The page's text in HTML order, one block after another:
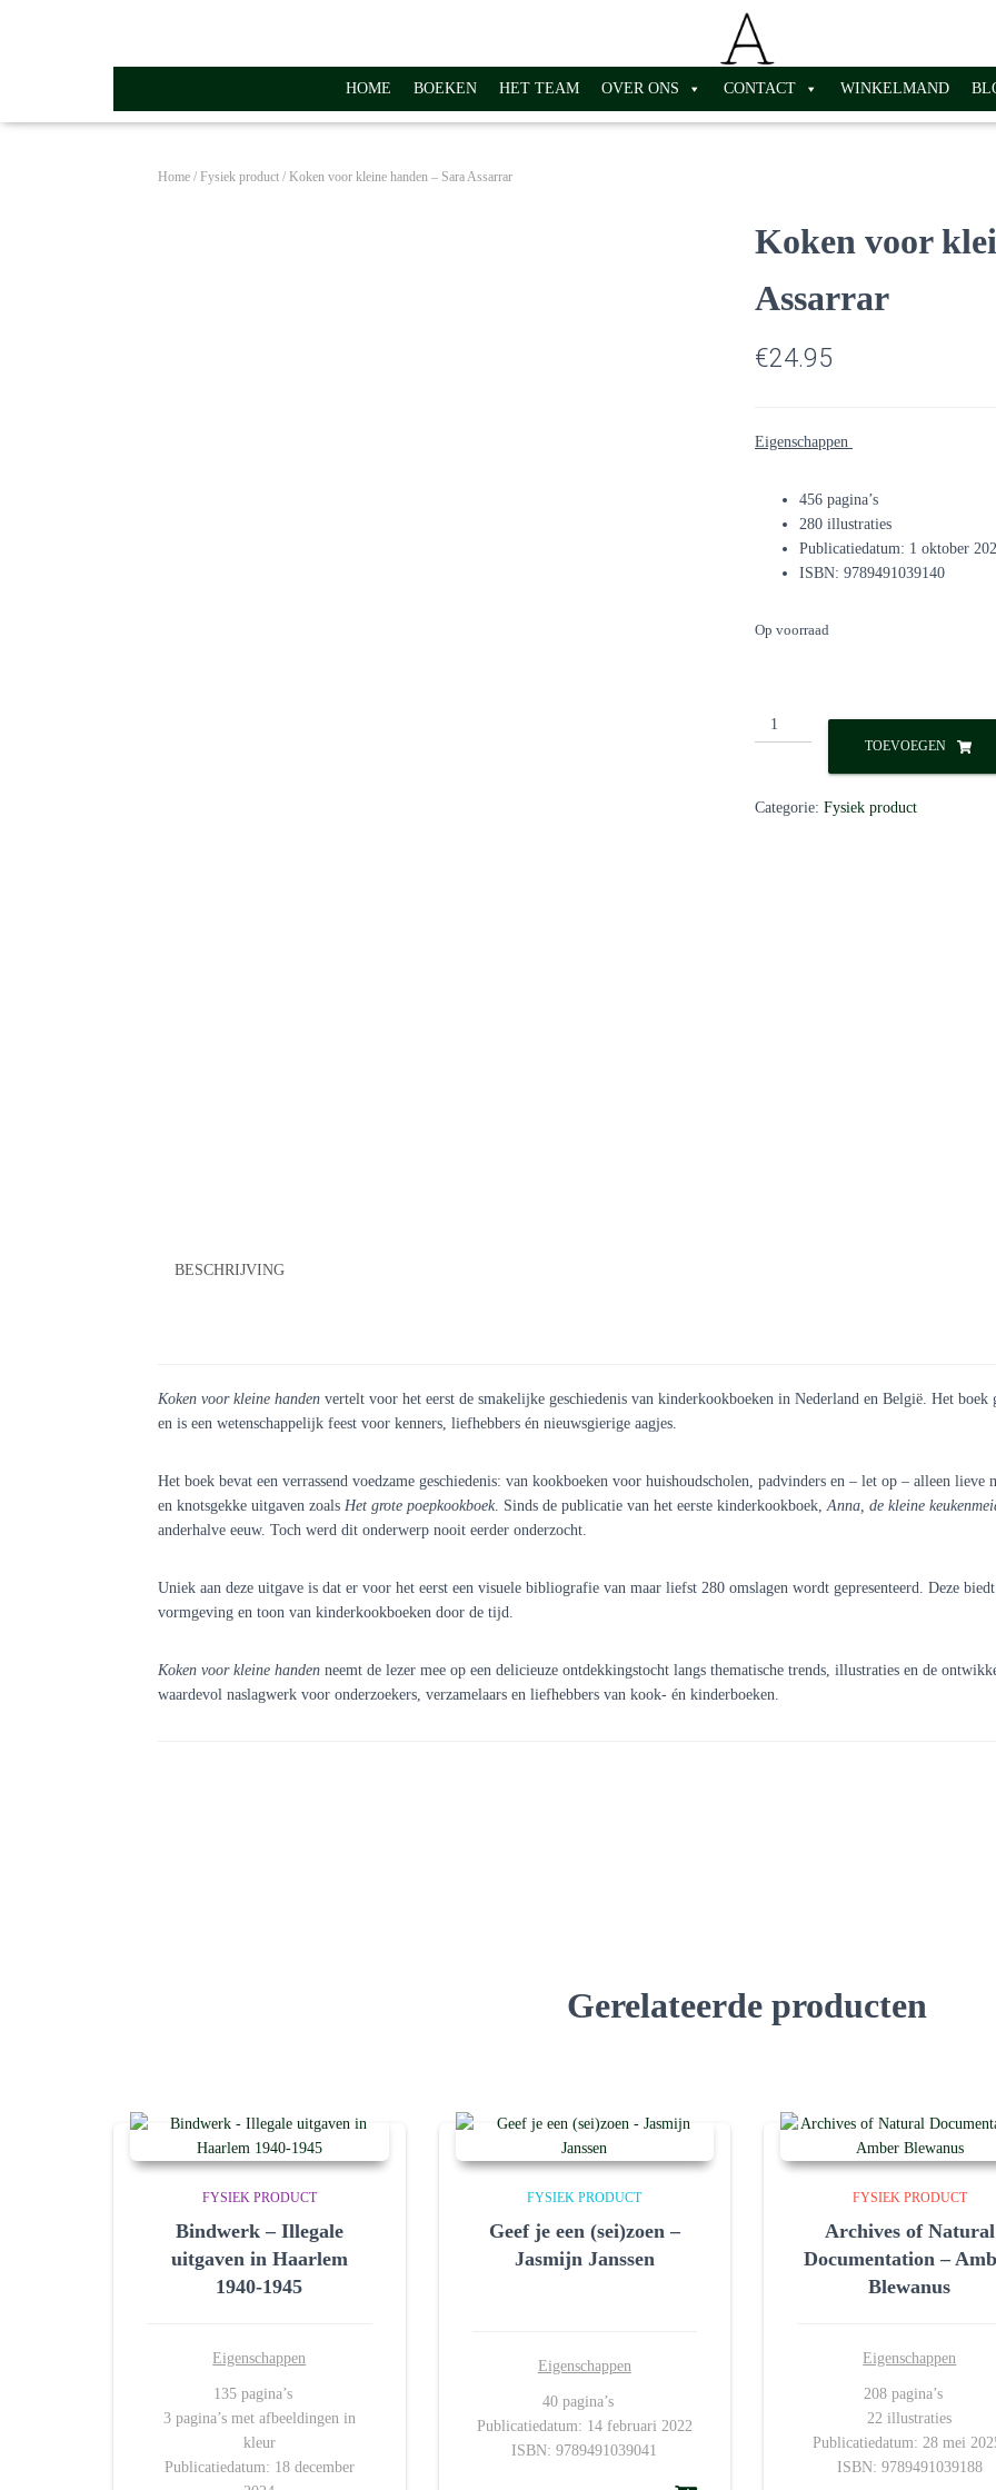
HOME BOEKEN HET TEAM OVER ONS CONTACT WINKELMAND
Home / Fysiek product / Koken voor kleine handen – Sara Assarrar
Koken voor
Assarrar
€24.95
Eigenschappen
456 pagina’s
280 illustraties
Publicatiedatum: 1 oktober
ISBN: 9789491039140
Op voorraad
Koken
voor
–
TOEVOEGEN
Categorie: Fysiek product
BESCHRIJVING
Koken voor kleine handen vertelt voor het eerst de smakelijke geschiedenis van kinderkookboeken in Nederland en België. Het
en is een wetenschappelijk feest voor kenners, liefhebbers én nieuwsgierige aagjes.
Het boek bevat een verrassend voedzame geschiedenis: van kookboeken voor huishoudscholen, padvinders en – let op – alleen
en knotsgekke uitgaven zoals Het grote poepkookboek. Sinds de publicatie van het eerste kinderkookboek,Anna, de kleine
anderhalve eeuw. Toch werd dit onderwerp nooit eerder onderzocht.
Uniek aan deze uitgave is dat er voor het eerst een visuele bibliografie van maar liefst 280 omslagen wordt gepresenteerd. Deze
vormgeving en toon van kinderkookboeken door de tijd.
Koken voor kleine handen neemt de lezer mee op een delicieuze ontdekkingstocht langs thematische trends, illustraties en de
waardevol naslagwerk voor onderzoekers, verzamelaars en liefhebbers van kook- én kinderboeken.
Gerelateerde producten
FYSIEK PRODUCT
Bindwerk – Illegale
uitgaven in Haarlem
1940-1945
Eigenschappen
135 pagina’s
3 pagina’s met afbeeldingen in
kleur
Publicatiedatum: 18 december
FYSIEK PRODUCT
Geef je een (sei)zoen –
Jasmijn Janssen
Eigenschappen
40 pagina’s
Publicatiedatum: 14 februari 2022
ISBN: 9789491039041
FYSIEK PRODUCT
Archives of Natural
Documentation –
Blewanus
Eigenschappen
208 pagina’s
22 illustraties
Publicatiedatum: 28 mei
ISBN: 9789491039188